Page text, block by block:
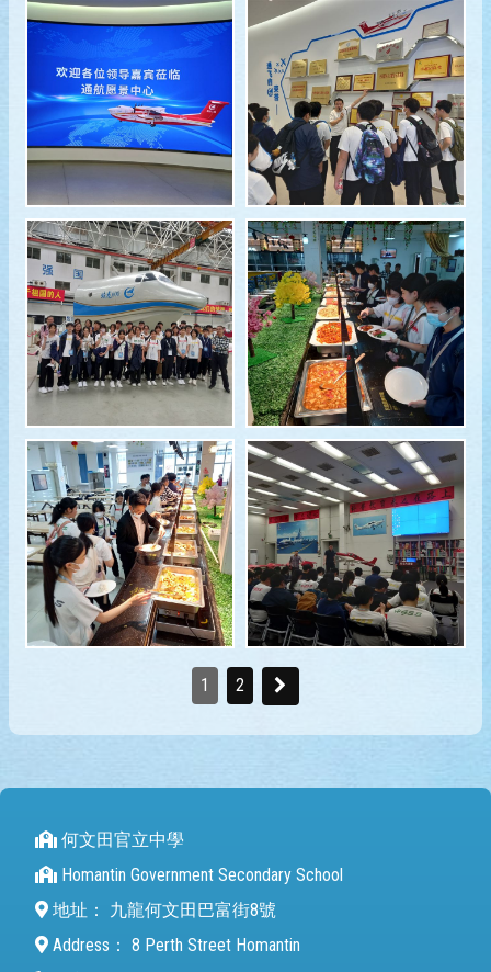
1 2
何文田官立中學
Homantin Government Secondary School
地址：
九龍何文田巴富街8號
Address： 8 Perth Street Homantin